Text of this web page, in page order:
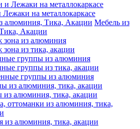
на металлокаркасе
Мебель из
Акации
зона из алюминия
из тика, акации
группы из алюминия
группы из тика, акации
группы из алюминия
из алюминия, тика, акации
из алюминия, тика, акации
оттоманки из алюминия, тика,
из алюминия, тика, акации